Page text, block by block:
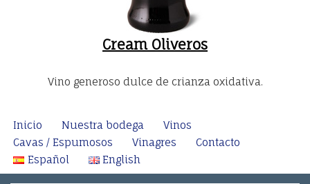
Cream Oliveros
Vino generoso dulce de crianza oxidativa.
Inicio Nuestra bodega
Vinos
Cavas / Espumosos
Vinagres
Contacto
Español
English